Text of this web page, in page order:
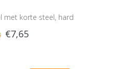
met korte steel, hard
€7,65